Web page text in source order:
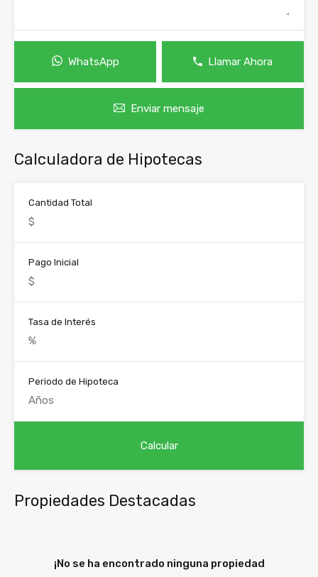
WhatsApp Llamar Ahora
Enviar mensaje
Calculadora de Hipotecas
Cantidad Total
Pago Inicial
Tasa de Interés
Periodo de Hipoteca
Propiedades Destacadas
¡No se ha encontrado ninguna propiedad